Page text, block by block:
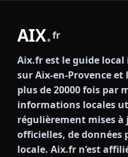
AIX.fr
Aix.fr est le guide
sur Aix-en-Provence et
plus de 20000 fois par
informations locales
régulièrement mises à
officielles, de données
locale. Aix.fr n’est